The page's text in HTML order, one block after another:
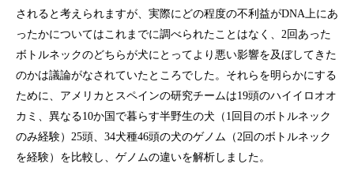
されると考えられますが、実際にどの程度の不利益がDNA上にあ
ったかについてはこれまでに調べられたことはなく、2回あった
ボトルネックのどちらが犬にとってより悪い影響を及ぼしてきた
のかは議論がなされていたところでした。それらを明らかにする
ために、アメリカとスペインの研究チームは19頭のハイイロオオ
カミ、異なる10か国で暮らす半野生の犬（1回目のボトルネック
のみ経験）25頭、34犬種46頭の犬のゲノム（2回のボトルネック
を経験）を比較し、ゲノムの違いを解析しました。